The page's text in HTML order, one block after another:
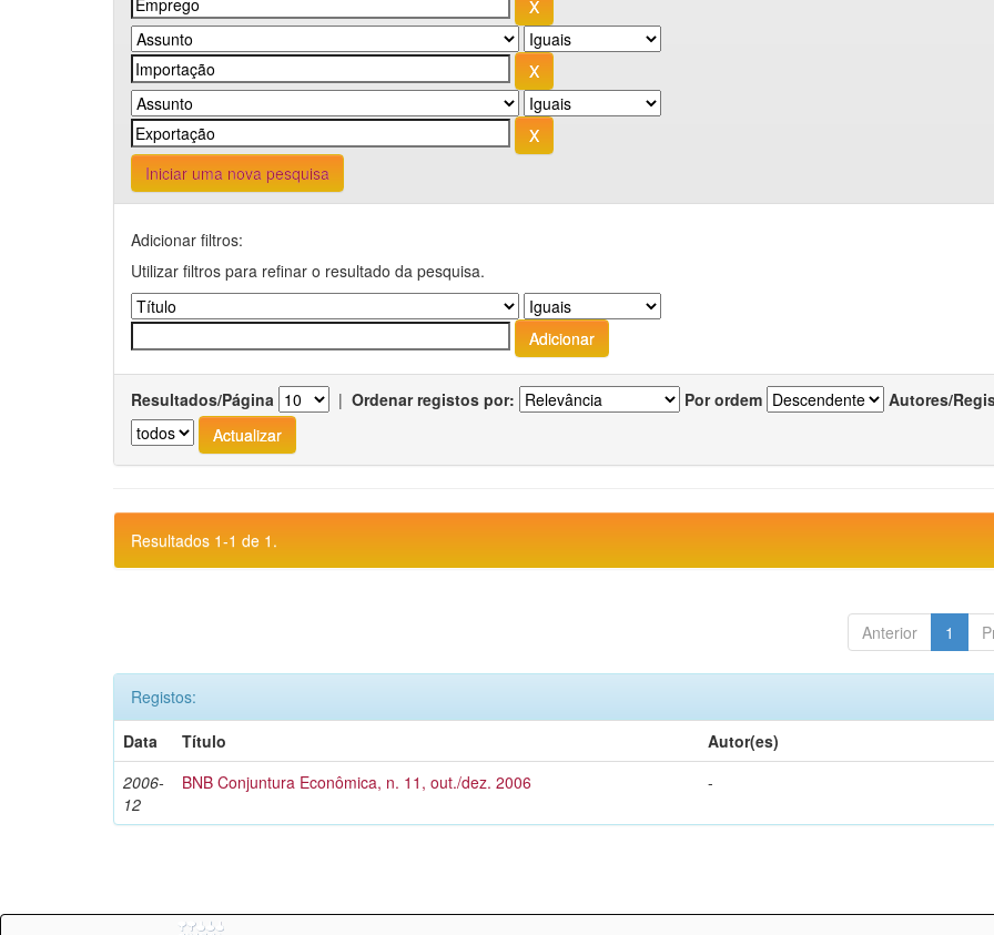
Iniciar uma nova pesquisa
Adicionar filtros:
Utilizar filtros para refinar o resultado da pesquisa.
Resultados/Página | Ordenar registos por: Por ordem Autores/
Resultados 1-1 de 1.
Anterior 1
Registos:
Data
Título
Autor(es)
2006-
12
BNB Conjuntura Econômica, n. 11, out./dez. 2006 -